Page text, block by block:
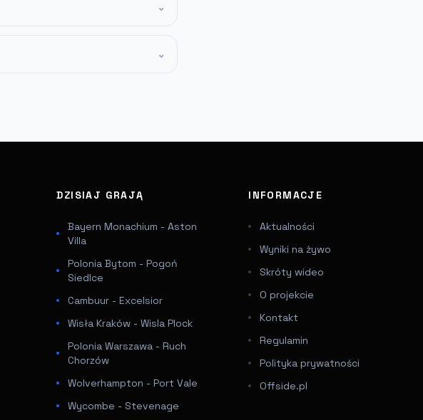
⌄
⌄
DZISIAJ GRAJĄ
Bayern Monachium - Aston
Villa
Polonia Bytom - Pogoń
Siedlce
Cambuur - Excelsior
Wisła Kraków - Wisla Plock
Polonia Warszawa - Ruch
Chorzów
Wolverhampton - Port Vale
Wycombe - Stevenage
INFORMACJE
Aktualności
Wyniki na żywo
Skróty wideo
O projekcie
Kontakt
Regulamin
Polityka prywatności
Offside.pl